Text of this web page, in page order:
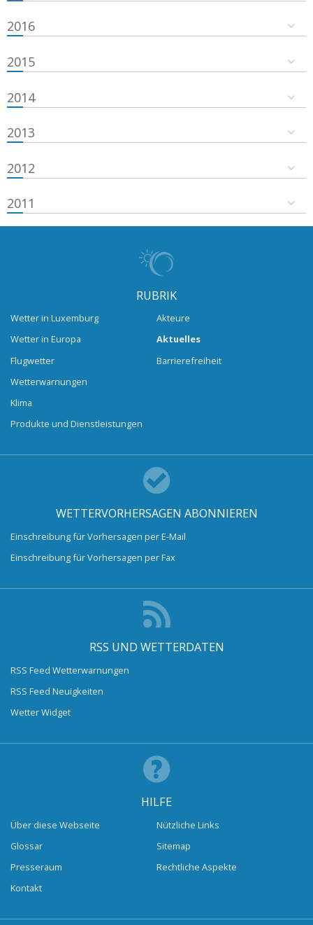
2016
2015
2014
2013
2012
2011
RUBRIK
Wetter in Luxemburg
Wetter in Europa
Flugwetter
Wetterwarnungen
Klima
Produkte und Dienstleistungen
Akteure
Aktuelles
Barrierefreiheit
WETTERVORHERSAGEN ABONNIEREN
Einschreibung für Vorhersagen per E-Mail
Einschreibung für Vorhersagen per Fax
RSS UND WETTERDATEN
RSS Feed Wetterwarnungen
RSS Feed Neuigkeiten
Wetter Widget
HILFE
Über diese Webseite
Glossar
Presseraum
Kontakt
Nützliche Links
Sitemap
Rechtliche Aspekte